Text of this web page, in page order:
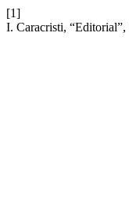
[1]
I. Caracristi, “Editorial”,